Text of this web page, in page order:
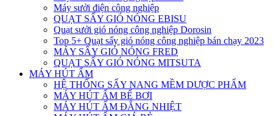
Máy sưởi điện công nghiệp
QUẠT SẤY GIÓ NÓNG EBISU
Quạt sưởi gió nóng công nghiệp Dorosin
Top 5+ Quạt sấy gió nóng công nghiệp bán chạy 2023
MÁY SẤY GIÓ NÓNG FRED
QUẠT SẤY GIÓ NÓNG MITSUTA
MÁY HÚT ẨM
HỆ THỐNG SẤY NANG MỀM DƯỢC PHẨM
MÁY HÚT ẨM BỂ BƠI
MÁY HÚT ẨM ĐẲNG NHIỆT